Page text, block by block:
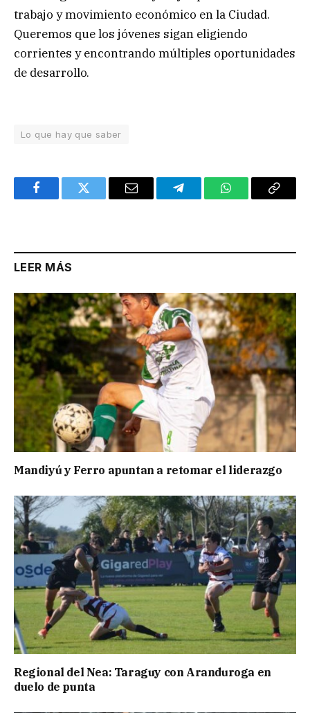
trabajo y movimiento económico en la Ciudad.
Queremos que los jóvenes sigan eligiendo
corrientes y encontrando múltiples oportunidades
de desarrollo.
Lo que hay que saber
FacebookTwitter Email TelegramWhatsAppCopy
LEER MÁS
Mandiyú y Ferro apuntan a retomar el liderazgo
Regional del Nea: Taraguy con Aranduroga en
duelo de punta